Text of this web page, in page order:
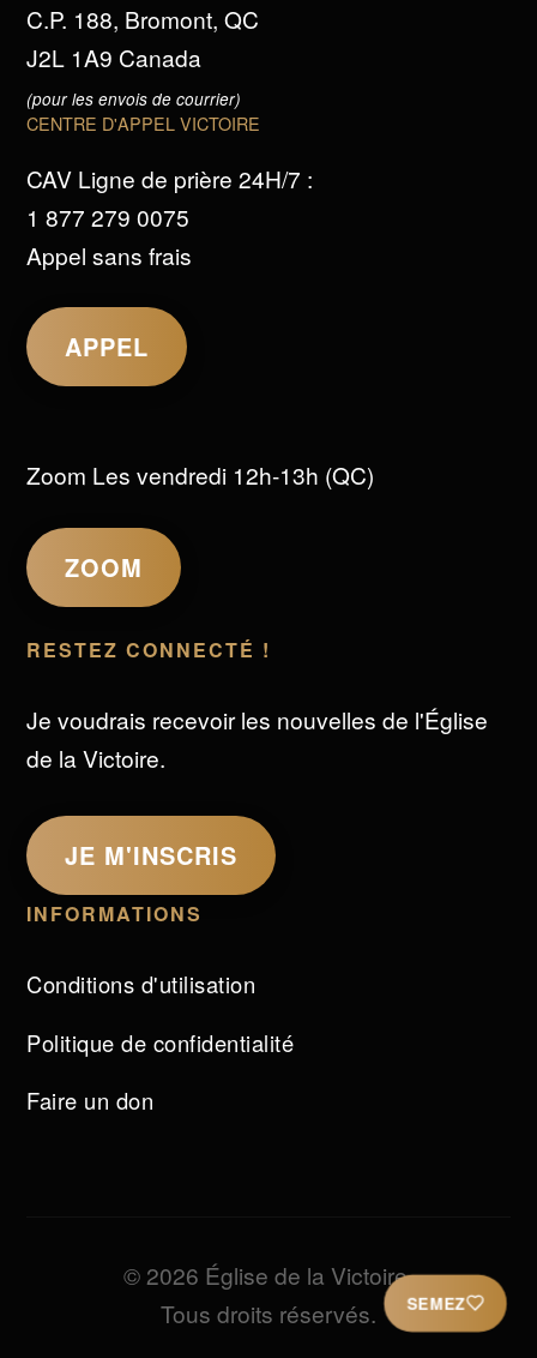
SEMEZ
C.P. 188, Bromont, QC
J2L 1A9 Canada
(pour les envois de courrier)
CENTRE D'APPEL VICTOIRE
CAV Ligne de prière 24H/7 :
1 877 279 0075
Appel sans frais
APPEL
Zoom Les vendredi 12h-13h (QC)
ZOOM
RESTEZ CONNECTÉ !
Je voudrais recevoir les nouvelles de l'Église
de la Victoire.
JE M'INSCRIS
INFORMATIONS
Conditions d'utilisation
Politique de confidentialité
Faire un don
© 2026 Église de la Victoire.
Tous droits réservés.